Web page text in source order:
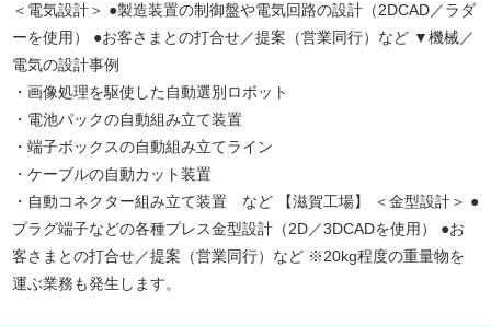
＜電気設計＞ ●製造装置の制御盤や電気回路の設計（2DCAD／ラダ
ーを使用） ●お客さまとの打合せ／提案（営業同行）など ▼機械／
電気の設計事例
・画像処理を駆使した自動選別ロボット
・電池パックの自動組み立て装置
・端子ボックスの自動組み立てライン
・ケーブルの自動カット装置
・自動コネクター組み立て装置 など 【滋賀工場】 ＜金型設計＞ ●
プラグ端子などの各種プレス金型設計（2D／3DCADを使用） ●お
客さまとの打合せ／提案（営業同行）など ※20kg程度の重量物を
運ぶ業務も発生します。